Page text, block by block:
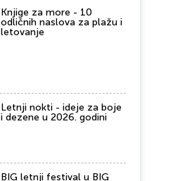
Knjige za more - 10
odličnih naslova za plažu i
letovanje
Letnji nokti - ideje za boje
i dezene u 2026. godini
BIG letnji festival u BIG